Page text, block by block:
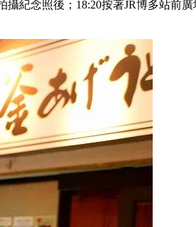
紀念照後；18:20按著JR博多站前